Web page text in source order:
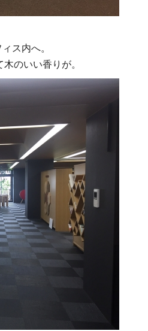
ス内へ。
のいい香りが。